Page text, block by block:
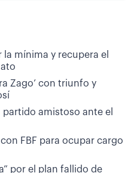
mínima y recupera el
Zago’ con triunfo y
partido amistoso ante el
FBF para ocupar cargo
por el plan fallido de